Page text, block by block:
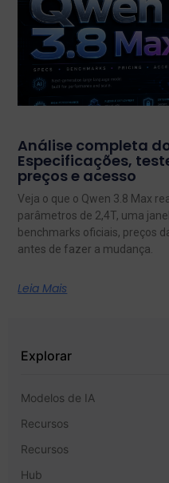
Análise completa
Especificações,
preços e acesso
Veja o que o Qwen 3.8 Max
parâmetros de 2,4T, uma
benchmarks oficiais, preços
antes de fazer a mudança.
Leia Mais
Explorar
Modelos de IA
Recursos
Recursos
Hub